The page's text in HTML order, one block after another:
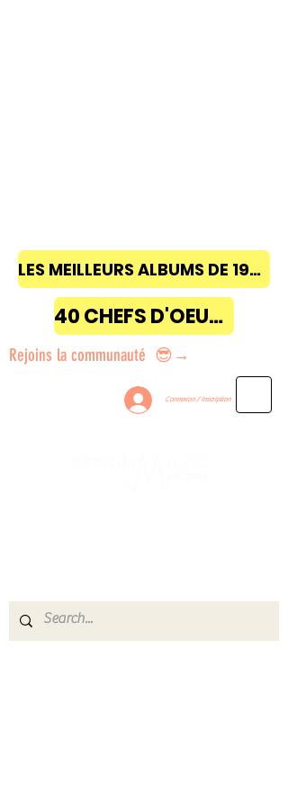
LES MEILLEURS ALBUMS DE 1968 à 2018
40 CHEFS D'OEUVRE
Rejoins la communauté 😎→
Connexion / Inscription